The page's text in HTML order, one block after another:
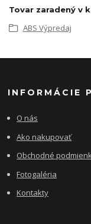
Tovar zaradený v
ABS Výpredaj
INFORMÁCIE
O nás
Ako nakupovať
Obchodné
Fotogaléria
Kontakty